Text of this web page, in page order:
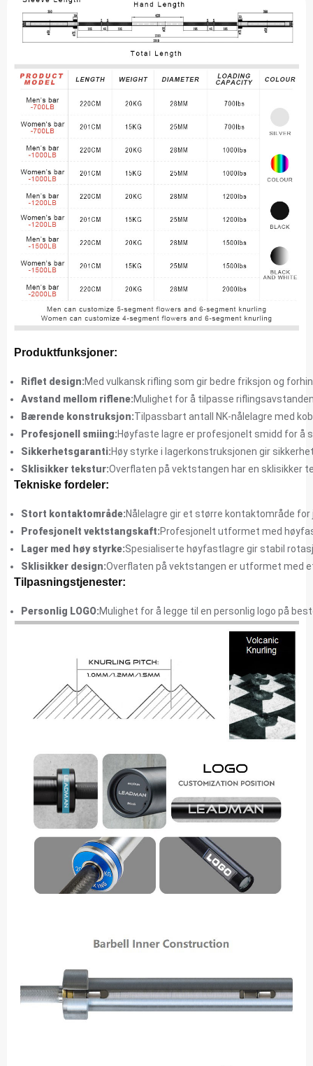
Produktfunksjoner:
Riflet design:Med vulkansk rifling som gir bedre friksjon og
Avstand mellom riflene:Mulighet for å tilpasse
Bærende konstruksjon:Tilpassbart antall NK-nålelagre med
Profesjonell smiing:Høyfaste lagre er profesjonelt smidd for å
Sikkerhetsgaranti:Høy styrke i lagerkonstruksjonen gir
Sklisikker tekstur:Overflaten på vektstangen har en sklisikker
Tekniske fordeler:
Stort kontaktområde:Nålelagre gir et større kontaktområde
Profesjonelt vektstangskaft:Profesjonelt utformet med
Lager med høy styrke:Spesialiserte høyfastlagre gir stabil
Sklisikker design:Overflaten på vektstangen er utformet med
Tilpasningstjenester:
Personlig LOGO:Mulighet for å legge til en personlig logo på